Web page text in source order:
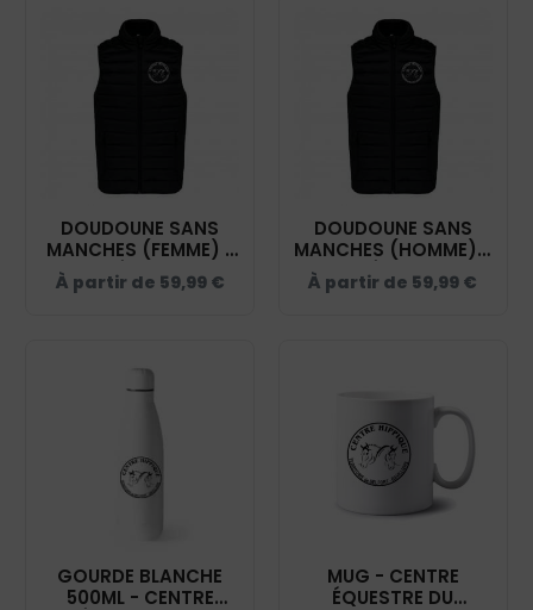
DOUDOUNE SANS
MANCHES (FEMME) -
CENTRE ÉQUESTRE DU
TERRITOIRE DE
À partir de 59,99 €
DOUDOUNE SANS
MANCHES (HOMME) -
CENTRE ÉQUESTRE DU
TERRITOIRE DE
À partir de 59,99 €
GOURDE BLANCHE
500ML - CENTRE
MUG - CENTRE
ÉQUESTRE DU